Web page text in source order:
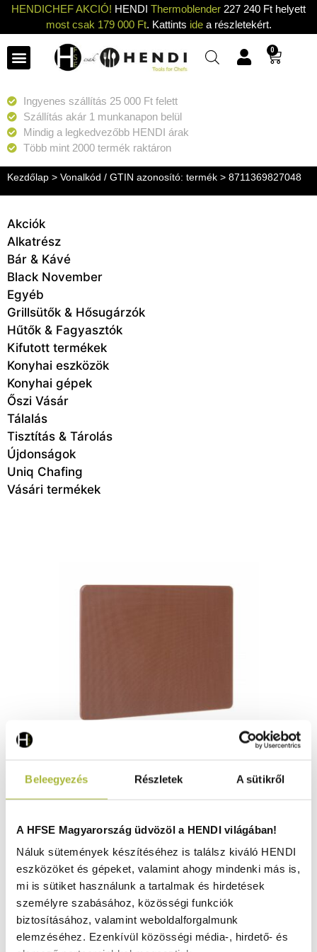
Beleegyezés Részletek A sütikről
A HFSE Magyarország üdvözöl a HENDI világában!
Náluk sütemények készítéséhez is találsz kiváló HENDI
eszközöket és gépeket, valamint ahogy mindenki más is,
mi is sütiket használunk a tartalmak és hirdetések
személyre szabásához, közösségi funkciók
biztosításához, valamint weboldalforgalmunk
elemzéséhez. Ezenkívül közösségi média-, hirdető- és
HENDICHEF AKCIÓ! HENDI Thermoblender 227 240 Ft helyett
most csak 179 000 Ft. Kattints idea részletekért.
0
Ingyenes szállítás 25 000 Ft felett
Szállítás akár 1 munkanapon belül
Mindig a legkedvezőbb HENDI árak
Több mint 2000 termék raktáron
Kezdőlap > Vonalkód / GTIN azonosító: termék > 8711369827048
Akciók
Alkatrész
Bár & Kávé
Black November
Egyéb
Grillsütők & Hősugárzók
Hűtők & Fagyasztók
Kifutott termékek
Konyhai eszközök
Konyhai gépek
Őszi Vásár
Tálalás
Tisztítás & Tárolás
Újdonságok
Uniq Chafing
Vásári termékek
HENDI 827048
3.010Ft
(2.370Ft+ ÁFA)
KOSÁRBA